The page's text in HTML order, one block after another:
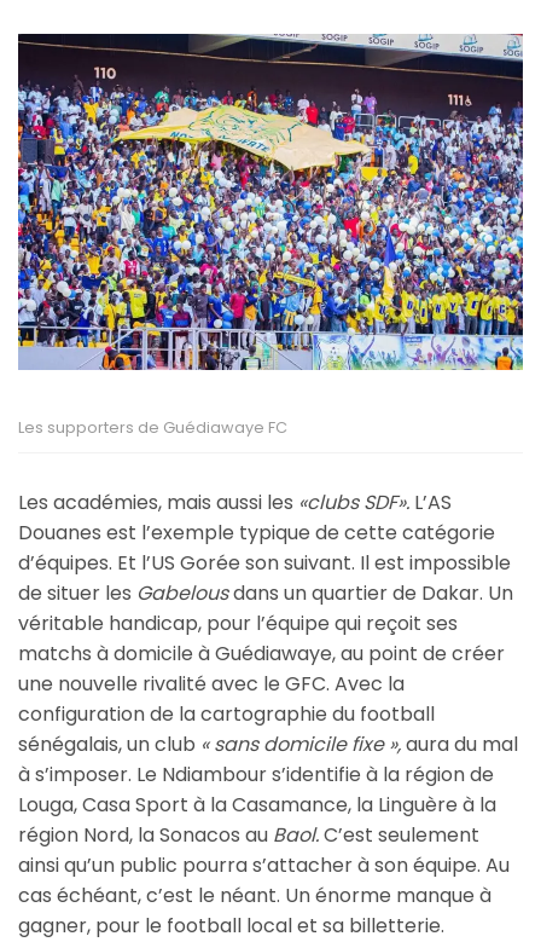
Les supporters de Guédiawaye FC
Les académies, mais aussi les «clubs SDF». L’AS
Douanes est l’exemple typique de cette catégorie
d’équipes. Et l’US Gorée son suivant. Il est impossible
de situer les Gabelousdans un quartier de Dakar. Un
véritable handicap, pour l’équipe qui reçoit ses
matchs à domicile à Guédiawaye, au point de créer
une nouvelle rivalité avec le GFC. Avec la
configuration de la cartographie du football
sénégalais, un club « sans domicile fixe »,aura du mal
à s’imposer. Le Ndiambour s’identifie à la région de
Louga, Casa Sport à la Casamance, la Linguère à la
région Nord, la Sonacos au Baol.C’est seulement
ainsi qu’un public pourra s’attacher à son équipe. Au
cas échéant, c’est le néant. Un énorme manque à
gagner, pour le football local et sa billetterie.